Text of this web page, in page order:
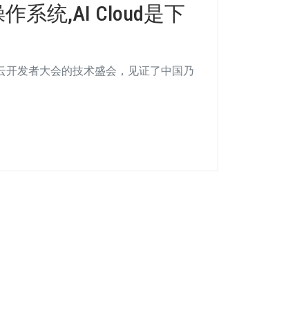
系统,AI Cloud是下
发者大会的技术盛会，见证了中国乃